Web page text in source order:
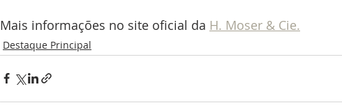
Mais informações no site oficial da H. Moser & Cie.
Destaque Principal